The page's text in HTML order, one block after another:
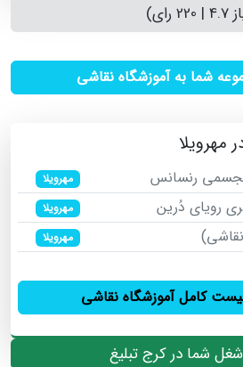
شما به آموزشگاه نقاشی
مهرویلا
رنسانس مهرویلا
رویای د‌‌‌ُرین مهرویلا
مهرویلا
کامل آموزشگاه نقاشی
شما در کرج تبلیغ